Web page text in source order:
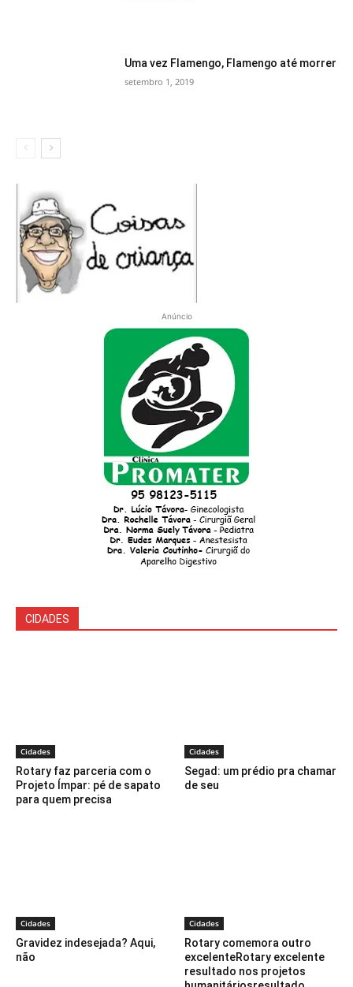
Uma vez Flamengo, Flamengo até morrer
setembro 1, 2019
Anúncio
CIDADES
Cidades
Rotary faz parceria com o
Projeto Ímpar: pé de sapato
para quem precisa
Cidades
Segad: um prédio pra chamar
de seu
Cidades
Gravidez indesejada? Aqui,
não
Cidades
Rotary comemora outro
excelenteRotary excelente
resultado nos projetos